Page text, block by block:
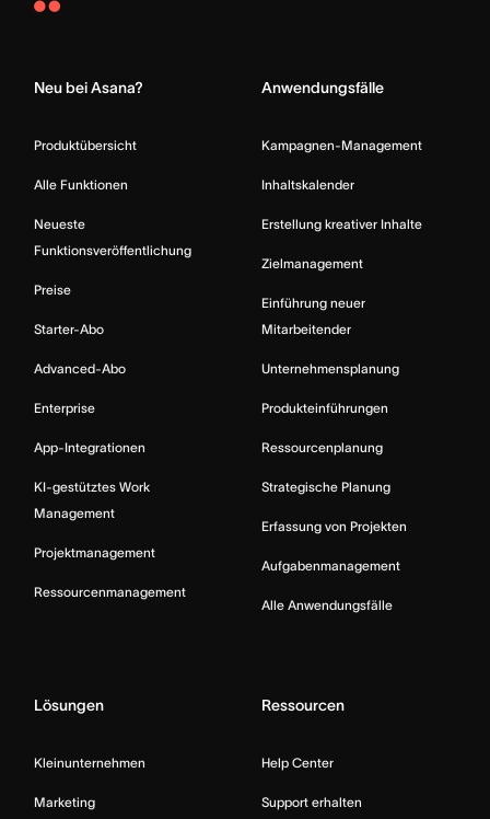
Asana
Neu bei Asana?
Produktübersicht
Alle Funktionen
Neueste
Funktionsveröffentlichung
Preise
Starter-Abo
Advanced-Abo
Enterprise
App-Integrationen
KI-gestütztes Work
Management
Projektmanagement
Ressourcenmanagement
Anwendungsfälle
Kampagnen-Management
Inhaltskalender
Erstellung kreativer Inhalte
Zielmanagement
Einführung neuer
Mitarbeitender
Unternehmensplanung
Produkteinführungen
Ressourcenplanung
Strategische Planung
Erfassung von Projekten
Aufgabenmanagement
Alle Anwendungsfälle
Lösungen
Kleinunternehmen
Marketing
Ressourcen
Help Center
Support erhalten